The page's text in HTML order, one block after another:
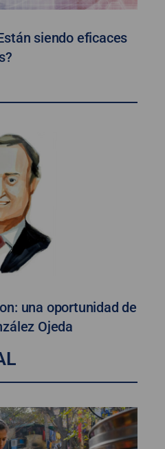
siendo eficaces
una oportunidad de
Ojeda